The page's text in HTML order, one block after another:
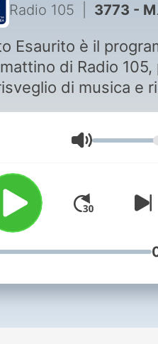
Radio 105 3773 - MATTEO CARROZZINA del 20.12.25
Esaurito è il
di Radio 105,
di musica e
il meglio della
poadcast, i
Volume